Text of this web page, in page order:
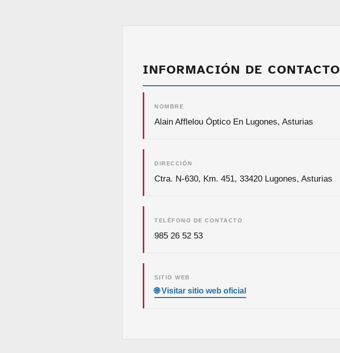
INFORMACIÓN DE CONTACTO
NOMBRE
Alain Afflelou Óptico En Lugones, Asturias
DIRECCIÓN
Ctra. N-630, Km. 451, 33420 Lugones, Asturias
TELÉFONO DE CONTACTO
985 26 52 53
SITIO WEB